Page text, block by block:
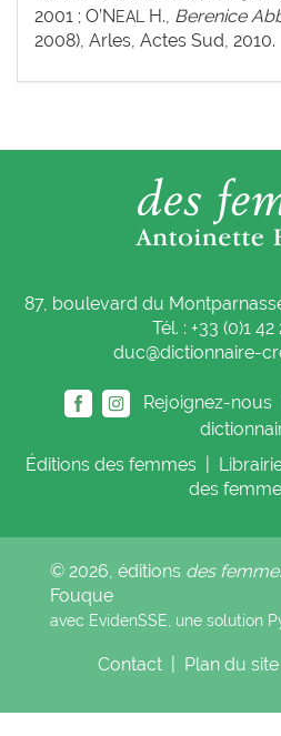
2001 ; O’NEAL H., Berenice
2008), Arles, Actes Sud, 2010.
87, boulevard du
Tél. : +33 (0)1
duc@dictionnaire-
Rejoignez-nous |
Éditions des femmes
des
© 2026, éditions des
Fouque
avec EvidenSSE, une solution
Contact Plan du site